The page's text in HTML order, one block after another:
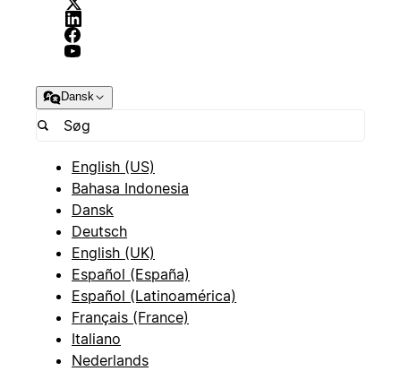
Dansk
English (US)
Bahasa Indonesia
Dansk
Deutsch
English (UK)
Español (España)
Español (Latinoamérica)
Français (France)
Italiano
Nederlands